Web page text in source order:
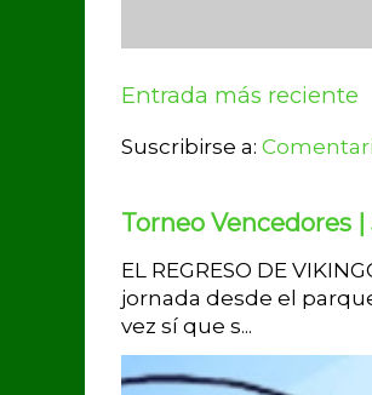
Entrada más reciente
Suscribirse a:
Torneo Vencedores
EL REGRESO DE
jornada desde el
vez sí que s...